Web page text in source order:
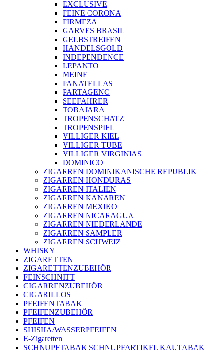
EXCLUSIVE
FEINE CORONA
FIRMEZA
GARVES BRASIL
GELBSTREIFEN
HANDELSGOLD
INDEPENDENCE
LEPANTO
MEINE
PANATELLAS
PARTAGENO
SEEFAHRER
TOBAJARA
TROPENSCHATZ
TROPENSPIEL
VILLIGER KIEL
VILLIGER TUBE
VILLIGER VIRGINIAS
DOMINICO
ZIGARREN DOMINIKANISCHE REPUBLIK
ZIGARREN HONDURAS
ZIGARREN ITALIEN
ZIGARREN KANAREN
ZIGARREN MEXIKO
ZIGARREN NICARAGUA
ZIGARREN NIEDERLANDE
ZIGARREN SAMPLER
ZIGARREN SCHWEIZ
WHISKY
ZIGARETTEN
ZIGARETTENZUBEHÖR
FEINSCHNITT
CIGARRENZUBEHÖR
CIGARILLOS
PFEIFENTABAK
PFEIFENZUBEHÖR
PFEIFEN
SHISHA/WASSERPFEIFEN
E-Zigaretten
SCHNUPFTABAK SCHNUPFARTIKEL KAUTABAK